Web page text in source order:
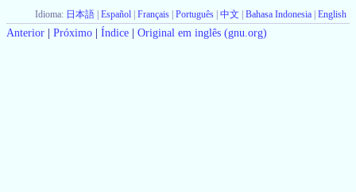
Idioma: 日本語 Español Français Português 中文 Bahasa Indonesia English
Anterior Próximo Índice Original em inglês (gnu.org)